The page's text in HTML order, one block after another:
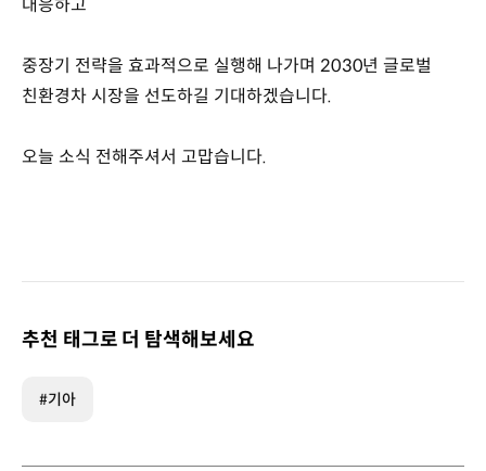
대응하고
중장기 전략을 효과적으로 실행해 나가며 2030년 글로벌
친환경차 시장을 선도하길 기대하겠습니다.
오늘 소식 전해주셔서 고맙습니다.
추천 태그로 더 탐색해보세요
#기아